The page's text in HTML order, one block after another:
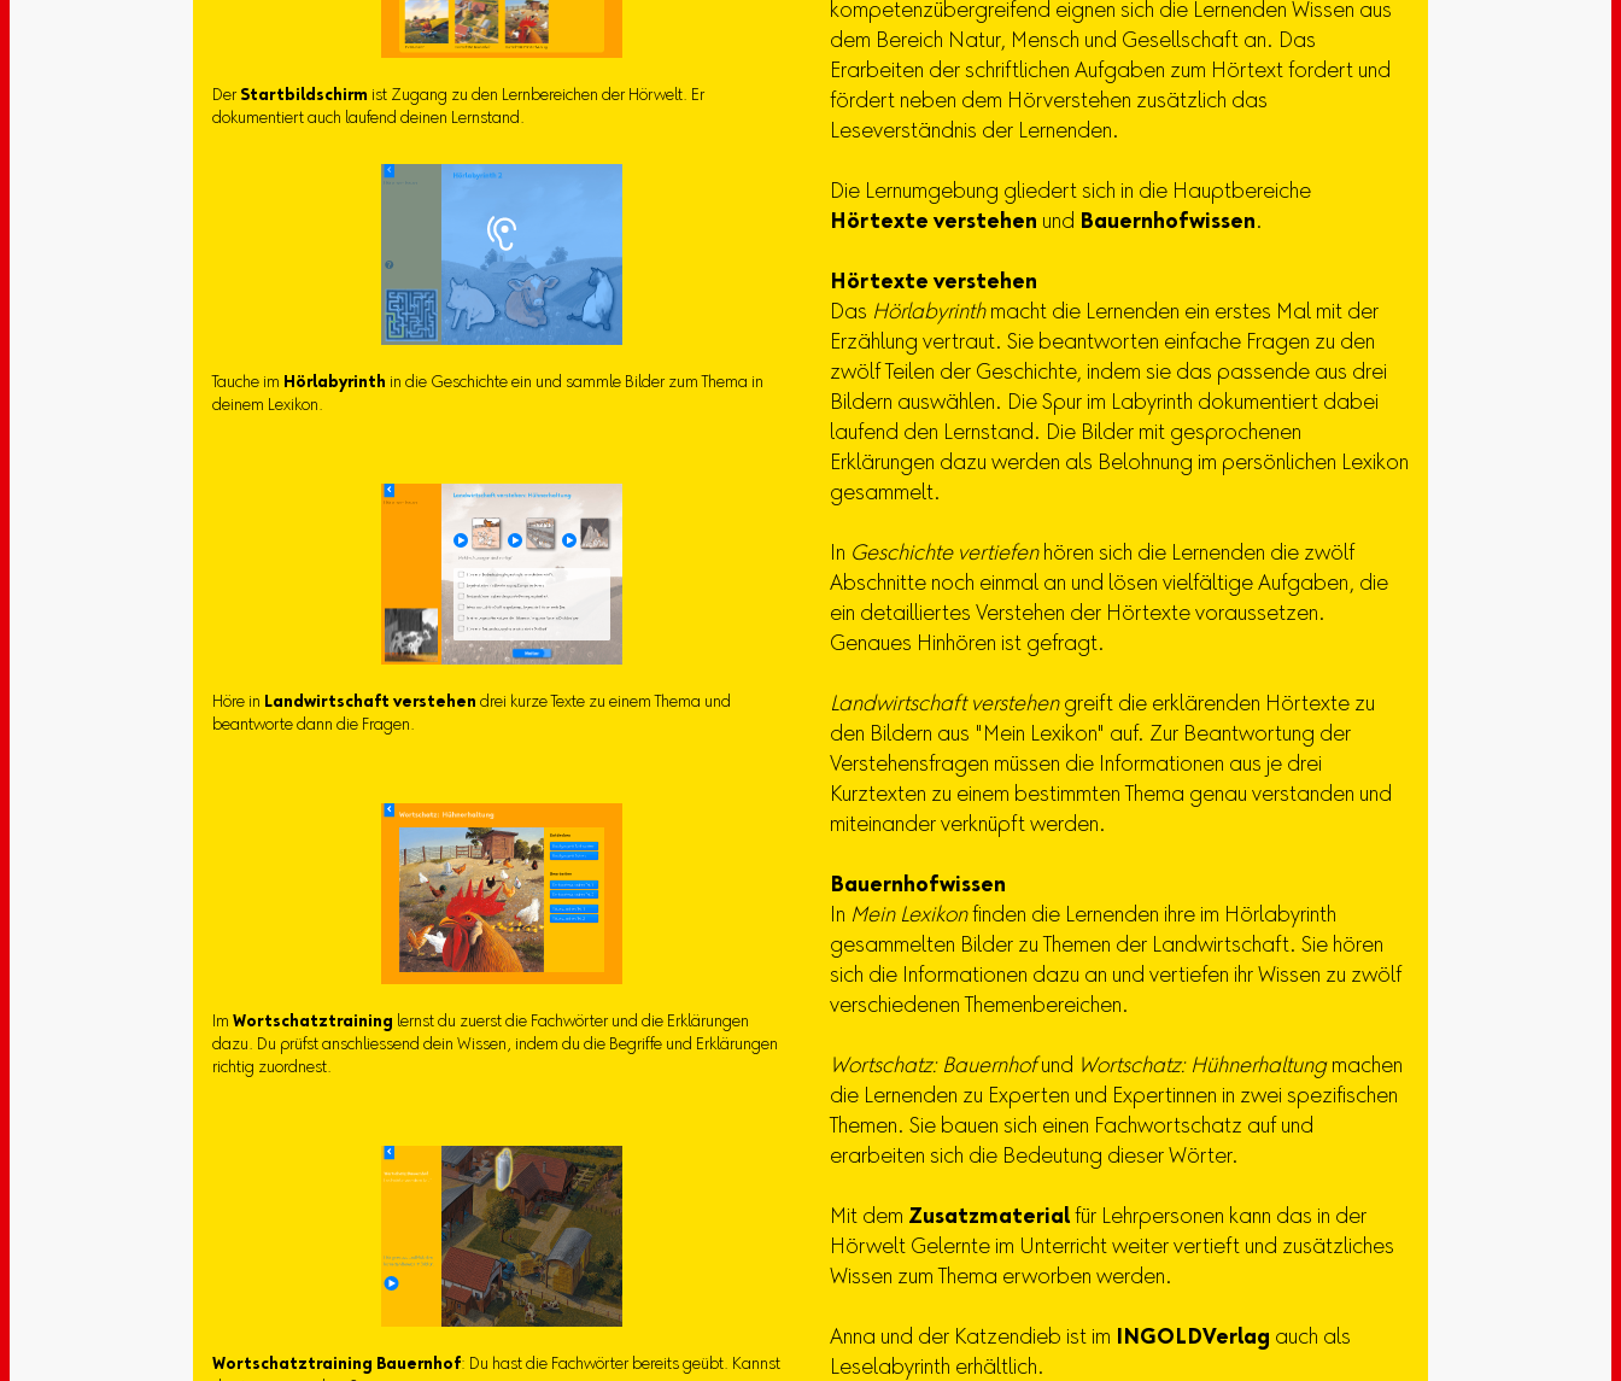
Der Startbildschirm ist Zugang zu den Lernbereichen der Hörwelt. Er
dokumentiert auch laufend deinen Lernstand.
Tauche im Hörlabyrinth in die Geschichte ein und sammle Bilder zum Thema in
deinem Lexikon.
Höre in Landwirtschaft verstehen drei kurze Texte zu einem Thema und
beantworte dann die Fragen.
Im Wortschatztraining lernst du zuerst die Fachwörter und die Erklärungen
dazu. Du prüfst anschliessend dein Wissen, indem du die Begriffe und Erklärungen
richtig zuordnest.
Wortschatztraining Bauernhof: Du hast die Fachwörter bereits geübt. Kannst
kompetenzübergreifend eignen sich die Lernenden Wissen aus
dem Bereich Natur, Mensch und Gesellschaft an. Das
Erarbeiten der schriftlichen Aufgaben zum Hörtext fordert und
fördert neben dem Hörverstehen zusätzlich das
Leseverständnis der Lernenden.
Die Lernumgebung gliedert sich in die Hauptbereiche
Hörtexte verstehen und Bauernhofwissen.
Hörtexte verstehen
Das Hörlabyrinthmacht die Lernenden ein erstes Mal mit der
Erzählung vertraut. Sie beantworten einfache Fragen zu den
zwölf Teilen der Geschichte, indem sie das passende aus drei
Bildern auswählen. Die Spur im Labyrinth dokumentiert dabei
laufend den Lernstand. Die Bilder mit gesprochenen
Erklärungen dazu werden als Belohnung im persönlichen Lexikon
gesammelt.
In Geschichte vertiefenhören sich die Lernenden die zwölf
Abschnitte noch einmal an und lösen vielfältige Aufgaben, die
ein detailliertes Verstehen der Hörtexte voraussetzen.
Genaues Hinhören ist gefragt.
Landwirtschaft verstehengreift die erklärenden Hörtexte zu
den Bildern aus "Mein Lexikon" auf. Zur Beantwortung der
Verstehensfragen müssen die Informationen aus je drei
Kurztexten zu einem bestimmten Thema genau verstanden und
miteinander verknüpft werden.
Bauernhofwissen
In Mein Lexikonfinden die Lernenden ihre im Hörlabyrinth
gesammelten Bilder zu Themen der Landwirtschaft. Sie hören
sich die Informationen dazu an und vertiefen ihr Wissen zu zwölf
verschiedenen Themenbereichen.
Wortschatz: Bauernhofund Wortschatz: Hühnerhaltungmachen
die Lernenden zu Experten und Expertinnen in zwei spezifischen
Themen. Sie bauen sich einen Fachwortschatz auf und
erarbeiten sich die Bedeutung dieser Wörter.
Mit dem Zusatzmaterialfür Lehrpersonen kann das in der
Hörwelt Gelernte im Unterricht weiter vertieft und zusätzliches
Wissen zum Thema erworben werden.
Anna und der Katzendieb ist im INGOLDVerlag auch als
Leselabyrinth erhältlich.